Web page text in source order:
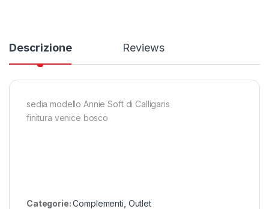
Descrizione Reviews
sedia modello Annie Soft di Calligaris
finitura venice bosco
Categorie:Complementi Outlet